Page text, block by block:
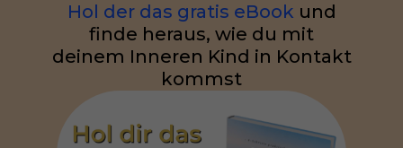
Hol der das gratis eBook und
finde heraus, wie du mit
deinem Inneren Kind in Kontakt
kommst